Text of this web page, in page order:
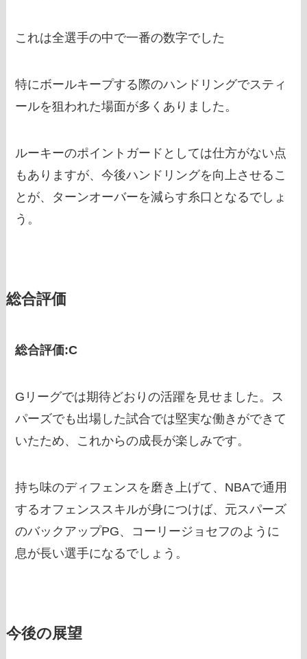
これは全選手の中で一番の数字でした
特にボールキープする際のハンドリングでスティ
ールを狙われた場面が多くありました。
ルーキーのポイントガードとしては仕方がない点
もありますが、今後ハンドリングを向上させるこ
とが、ターンオーバーを減らす糸口となるでしょ
う。
総合評価
総合評価:C
Gリーグでは期待どおりの活躍を見せました。ス
パーズでも出場した試合では堅実な働きができて
いたため、これからの成長が楽しみです。
持ち味のディフェンスを磨き上げて、NBAで通用
するオフェンススキルが身につけば、元スパーズ
のバックアップPG、コーリージョセフのように
息が長い選手になるでしょう。
今後の展望